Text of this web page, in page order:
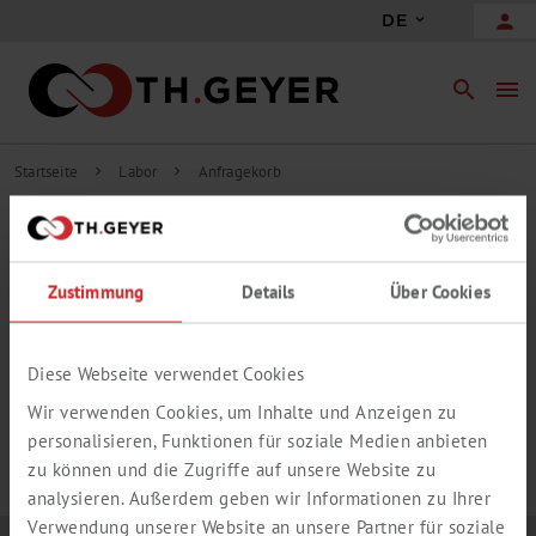
Zustimmung Details Über Cookies
Diese Webseite verwendet Cookies
Wir verwenden Cookies, um Inhalte und Anzeigen zu
personalisieren, Funktionen für soziale Medien anbieten
zu können und die Zugriffe auf unsere Website zu
analysieren. Außerdem geben wir Informationen zu Ihrer
Verwendung unserer Website an unsere Partner für soziale
DE person
search menu
Startseite chevron_right Labor chevron_right Anfragekorb
INHALT ANFRAGEKORB
add_circle_outline Freie Anfrageposition hinzufügen
IHR ANFRAGEKORB IST LEER.